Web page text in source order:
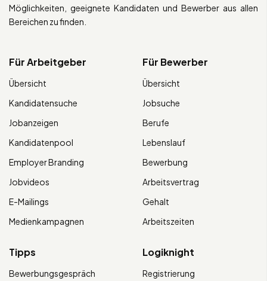
Möglichkeiten, geeignete Kandidaten und Bewerber aus allen
Bereichen zu finden.
Für Arbeitgeber
Übersicht
Kandidatensuche
Jobanzeigen
Kandidatenpool
Employer Branding
Jobvideos
E-Mailings
Medienkampagnen
Für Bewerber
Übersicht
Jobsuche
Berufe
Lebenslauf
Bewerbung
Arbeitsvertrag
Gehalt
Arbeitszeiten
Tipps
Bewerbungsgespräch
Logiknight
Registrierung